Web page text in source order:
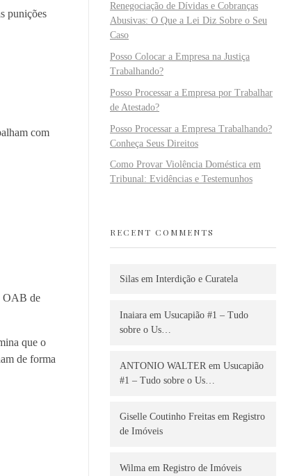
punições
com
OAB de
que o
de forma
Renegociação de Dívidas e Cobranças
Abusivas: O Que a Lei Diz Sobre o Seu
Caso
Posso Colocar a Empresa na Justiça
Trabalhando?
Posso Processar a Empresa por Trabalhar
de Atestado?
Posso Processar a Empresa Trabalhando?
Conheça Seus Direitos
Como Provar Violência Doméstica em
Tribunal: Evidências e Testemunhos
RECENT COMMENTS
Silas em Interdição e Curatela
Inaiara em Usucapião #1 – Tudo
sobre o Us…
ANTONIO WALTER em Usucapião
#1 – Tudo sobre o Us…
Giselle Coutinho Freitas em Registro
de Imóveis
Wilma em Registro de Imóveis